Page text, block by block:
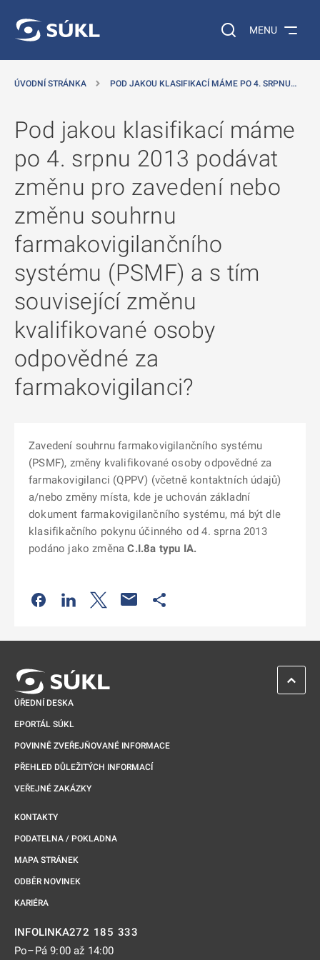
Vyhledávání na
MENU
ÚVODNÍ STRÁNKA POD JAKOU KLASIFIKACÍ MÁME PO 4. SRPNU…
Pod jakou klasifikací máme
po 4. srpnu 2013 podávat
změnu pro zavedení nebo
změnu souhrnu
farmakovigilančního
systému (PSMF) a s tím
související změnu
kvalifikované osoby
odpovědné za
farmakovigilanci?
Zavedení souhrnu farmakovigilančního systému
(PSMF), změny kvalifikované osoby odpovědné za
farmakovigilanci (QPPV) (včetně kontaktních údajů)
a/nebo změny místa, kde je uchován základní
dokument farmakovigilančního systému, má být dle
klasifikačního pokynu účinného od 4. sprna 2013
podáno jako změnaC.I.8a typu IA.
Odkaz se otevře na nové kartě
Odkaz se otevře na nové kartě
Odkaz se otevře na nové kartě
ÚŘEDNÍ DESKA
EPORTÁL SÚKL
POVINNĚ ZVEŘEJŇOVANÉ INFORMACE
PŘEHLED DŮLEŽITÝCH INFORMACÍ
VEŘEJNÉ ZAKÁZKY
KONTAKTY
PODATELNA / POKLADNA
MAPA STRÁNEK
ODBĚR NOVINEK
KARIÉRA
INFOLINKA272 185 333
Po–Pá 9:00 až 14:00
ZPĚT